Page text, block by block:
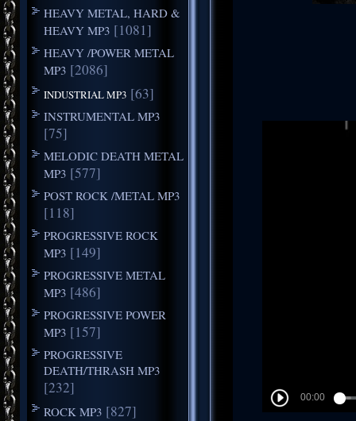
HEAVY METAL, HARD &
HEAVY MP3 [1081]
HEAVY /POWER METAL
MP3 [2086]
INDUSTRIAL MP3 [63]
INSTRUMENTAL MP3
[75]
MELODIC DEATH METAL
MP3 [577]
POST ROCK /METAL MP3
[118]
PROGRESSIVE ROCK
MP3 [149]
PROGRESSIVE METAL
MP3 [486]
PROGRESSIVE POWER
MP3 [157]
PROGRESSIVE
DEATH/THRASH MP3
[232]
ROCK MP3 [827]